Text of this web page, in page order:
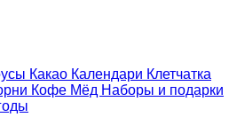
Какао Календари Клетчатка
Кофе Мёд Наборы и подарки